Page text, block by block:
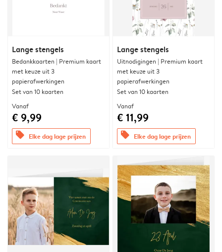
Lange stengels
Bedankkaarten | Premium kaart
met keuze uit 3
papierafwerkingen
Set van 10 kaarten
Vanaf
€ 9,99
offers Elke dag lage prijzen
Lange stengels
Uitnodigingen | Premium kaart
met keuze uit 3
papierafwerkingen
Set van 10 kaarten
Vanaf
€ 11,99
offers Elke dag lage prijzen